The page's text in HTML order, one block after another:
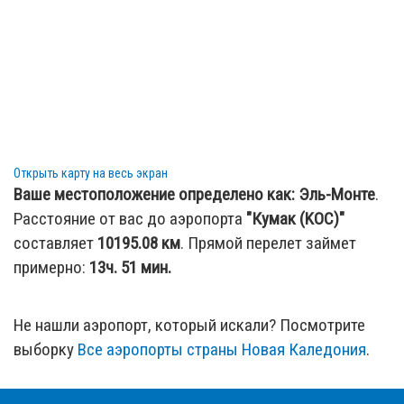
Открыть карту на весь экран
Ваше местоположение определено как: Эль-Монте.
Расстояние от вас до аэропорта "Кумак (KOC)"
составляет 10195.08 км. Прямой перелет займет
примерно: 13ч. 51 мин.
Не нашли аэропорт, который искали? Посмотрите
выборку Все аэропорты страны Новая Каледония.